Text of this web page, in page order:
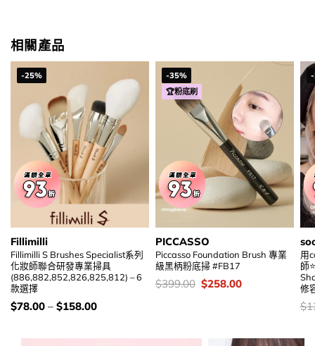
相關產品
-25%
Fillimilli
Fillimilli S Brushes Specialist系列
化妝師聯合研發專業掃具
(886,882,852,826,825,812) – 6
款選擇
價
$78.00– $158.00
-35%
🏆粉底刷
PICCASSO
Piccasso Foundation Brush 專業
級黑柄粉底掃 #FB17
價
$399.00 Original
$258.00Current
用
師
修
價
$